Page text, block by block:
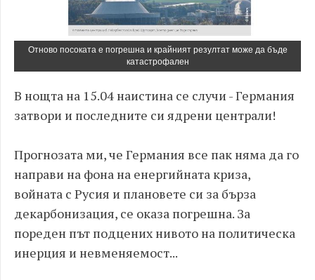
Отново посоката е погрешна и крайният резултат може да бъде
катастрофален
В нощта на 15.04 наистина се случи - Германия
затвори и последните си ядрени централи!
Прогнозата ми, че Германия все пак няма да го
направи на фона на енергийната криза,
войната с Русия и плановете си за бърза
декарбонизация, се оказа погрешна. За
пореден път подцених нивото на политическа
инерция и невменяемост...